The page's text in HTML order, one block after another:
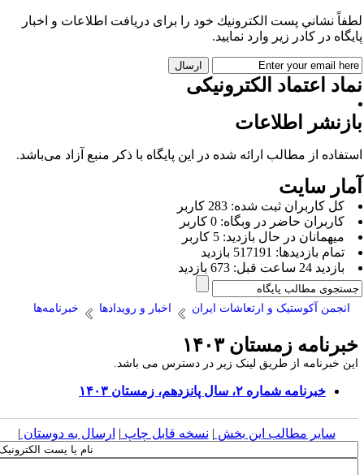
نشاني پست الكترونيك خود را برای دريافت اطلاعات و اخبار
در كادر زير وارد نمایید.
اعتماد الکترونیکی
اطلاعات
از مطالب ارائه شده در این پایگاه با ذکر منبع آزاد می‌باشد.
سایت
كل کاربران ثبت شده: 283 کاربر
کاربران حاضر در وبگاه: 0 کاربر
ميهمانان در حال بازديد: 5 کاربر
تمام بازديد‌ها: 517191 بازدید
بازديد 24 ساعت قبل: 673 بازدید
انجمن آکوستیک و ارتعاشات ایران اخبار و رویدادها خبرنامه‌ها
زمستان ۱۴۰۳
خبرنامه از طریق لینک زیر در دسترس می باشد.
خبرنامه شماره ۲، سال پانزدهم، زمستان ۱۴۰۳
سایر مطالب این بخش | نسخه قابل چاپ| ارسال به دوستان|